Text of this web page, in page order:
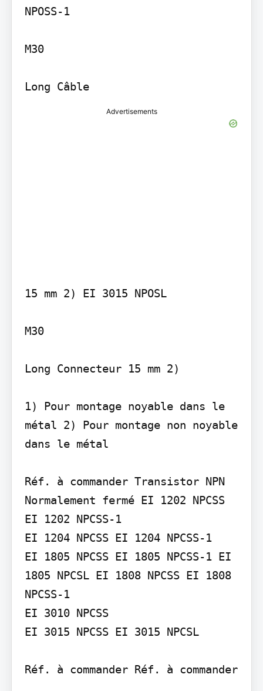
NPOSS-1
M30
Long Câble
Advertisements
15 mm 2) EI 3015 NPOSL
M30
Long Connecteur 15 mm 2)
1) Pour montage noyable dans le
métal 2) Pour montage non noyable
dans le métal
Réf. à commander Transistor NPN
Normalement fermé EI 1202 NPCSS
EI 1202 NPCSS-1
EI 1204 NPCSS EI 1204 NPCSS-1
EI 1805 NPCSS EI 1805 NPCSS-1 EI
1805 NPCSL EI 1808 NPCSS EI 1808
NPCSS-1
EI 3010 NPCSS
EI 3015 NPCSS EI 3015 NPCSL
Réf. à commander Réf. à commander